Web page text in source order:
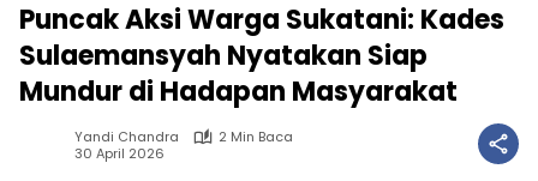
Puncak Aksi Warga Sukatani: Kades
Sulaemansyah Nyatakan Siap
Mundur di Hadapan Masyarakat
Yandi Chandra
2 Min Baca
30 April 2026